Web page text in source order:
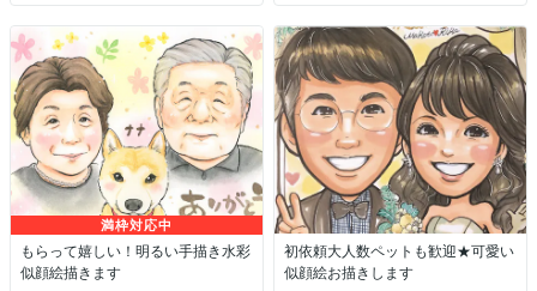
満枠対応中
もらって嬉しい！明るい手描き水彩
似顔絵描きます
初依頼大人数ペットも歓迎★可愛い
似顔絵お描きします